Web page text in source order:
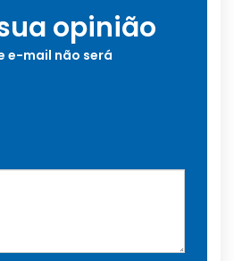
opinião
e-mail não será